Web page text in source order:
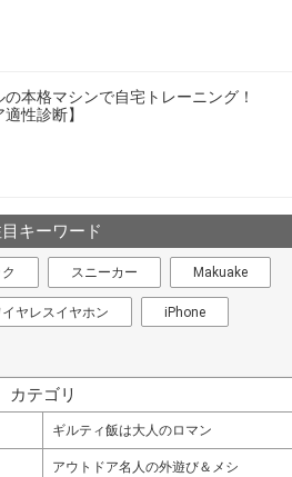
の本格マシンで自宅トレーニング！
適性診断】
キーワード
スニーカー Makuake
ヤレスイヤホン iPhone
カテゴリ
ギルティ飯は大人のロマン
アウトドア名人の外遊び＆メシ